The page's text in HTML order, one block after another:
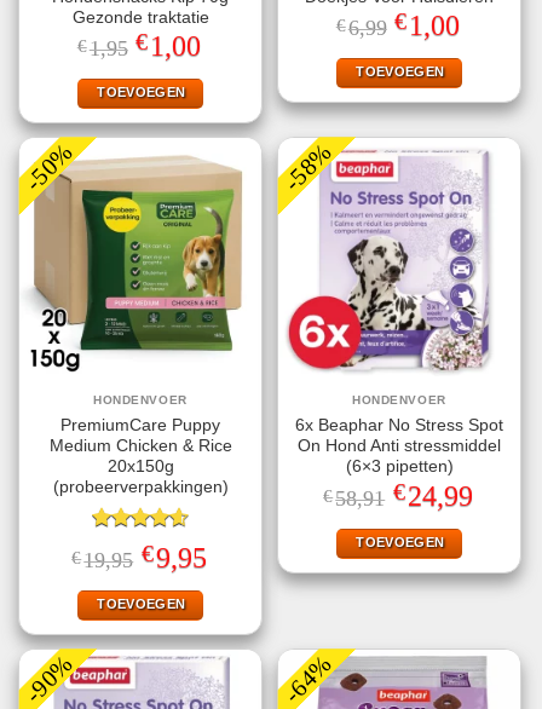
Gezonde traktatie
€1,95 Oorspronkelijke
prijs
was:
€1,95.
€1,00
is:
€1,00.
TOEVOEGEN
€6,99 Oorspronkelijke
prijs
was:
€6,99.
€1,00
is:
€1,00.
TOEVOEGEN
-50%
HONDENVOER
PremiumCare Puppy
Medium Chicken & Rice
20x150g
(probeerverpakkingen)
Gewaardeerd
4.60uit 5
€19,95 Oorspronkelijke
prijs
was:
€19,95.
€9,95prijs
TOEVOEGEN
-58%
HONDENVOER
6x Beaphar No Stress Spot
On Hond Anti stressmiddel
(6×3 pipetten)
€58,91 Oorspronkelijke
prijs
was:
€58,91.
€24,99Huidige
prijs
TOEVOEGEN
-90% -64%